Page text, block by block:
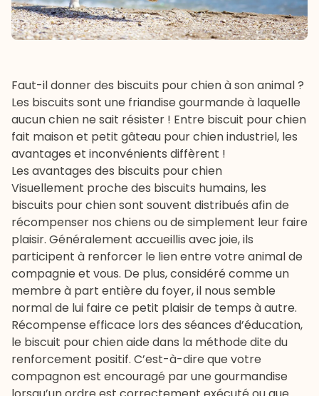
Faut-il donner des biscuits pour chien à son animal ?
Les biscuits sont une friandise gourmande à laquelle
aucun chien ne sait résister ! Entre biscuit pour chien
fait maison et petit gâteau pour chien industriel, les
avantages et inconvénients diffèrent !
Les avantages des biscuits pour chien
Visuellement proche des biscuits humains, les
biscuits pour chien sont souvent distribués afin de
récompenser nos chiens ou de simplement leur faire
plaisir. Généralement accueillis avec joie, ils
participent à renforcer le lien entre votre animal de
compagnie et vous. De plus, considéré comme un
membre à part entière du foyer, il nous semble
normal de lui faire ce petit plaisir de temps à autre.
Récompense efficace lors des séances d’éducation,
le biscuit pour chien aide dans la méthode dite du
renforcement positif. C’est-à-dire que votre
compagnon est encouragé par une gourmandise